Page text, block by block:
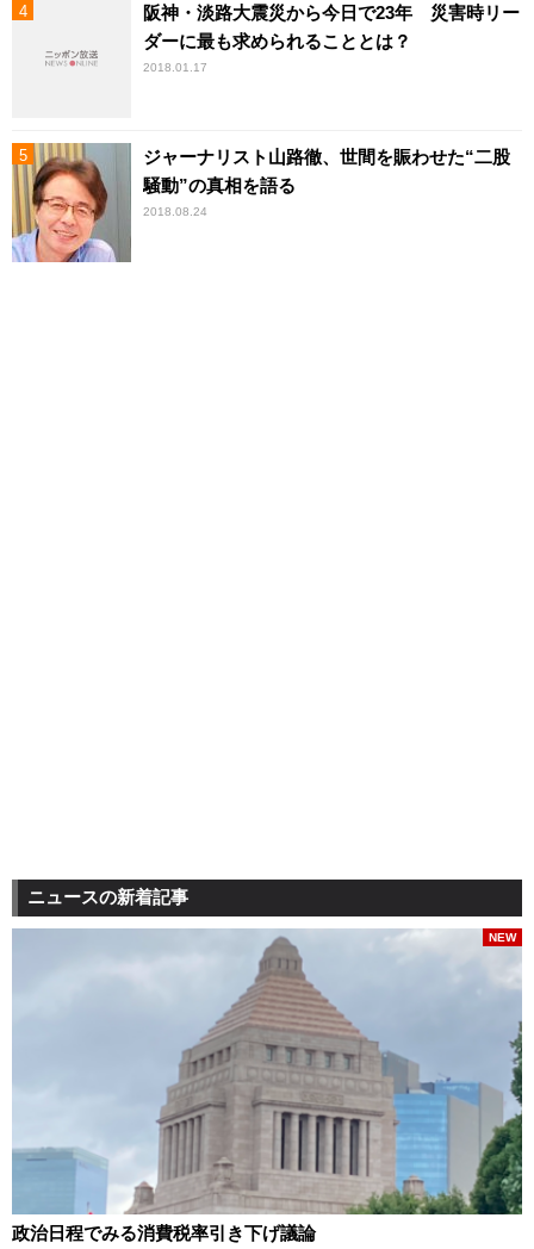
阪神・淡路大震災から今日で23年 災害時リー
ダーに最も求められることとは？
2018.01.17
ジャーナリスト山路徹、世間を賑わせた“二股
騒動”の真相を語る
2018.08.24
ニュースの新着記事
政治日程でみる消費税率引き下げ議論
NEW